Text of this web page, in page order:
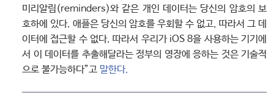
미리알림(reminders)와 같은 개인 데이터는 당신의 암호의 보
호하에 있다. 애플은 당신의 암호를 우회할 수 없고, 따라서 그 데
이터에 접근할 수 없다. 따라서 우리가 iOS 8을 사용하는 기기에
서 이 데이터를 추출해달라는 정부의 영장에 응하는 것은 기술적
으로 불가능하다”고 말한다.